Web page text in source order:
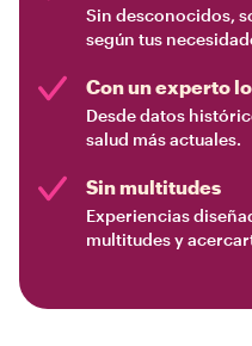
Sin desconocidos,
según tus
Con un experto
Desde datos
salud más actuales.
Sin multitudes
Experiencias
multitudes y